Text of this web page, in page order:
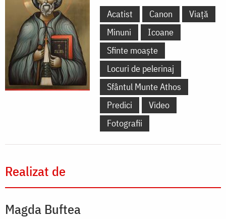
Acatist Canon
Viață
Minuni
Icoane
Sfinte moaște
Locuri de pelerinaj
Sfântul Munte Athos
Predici
Video
Fotografii
Realizat de
Magda Buftea